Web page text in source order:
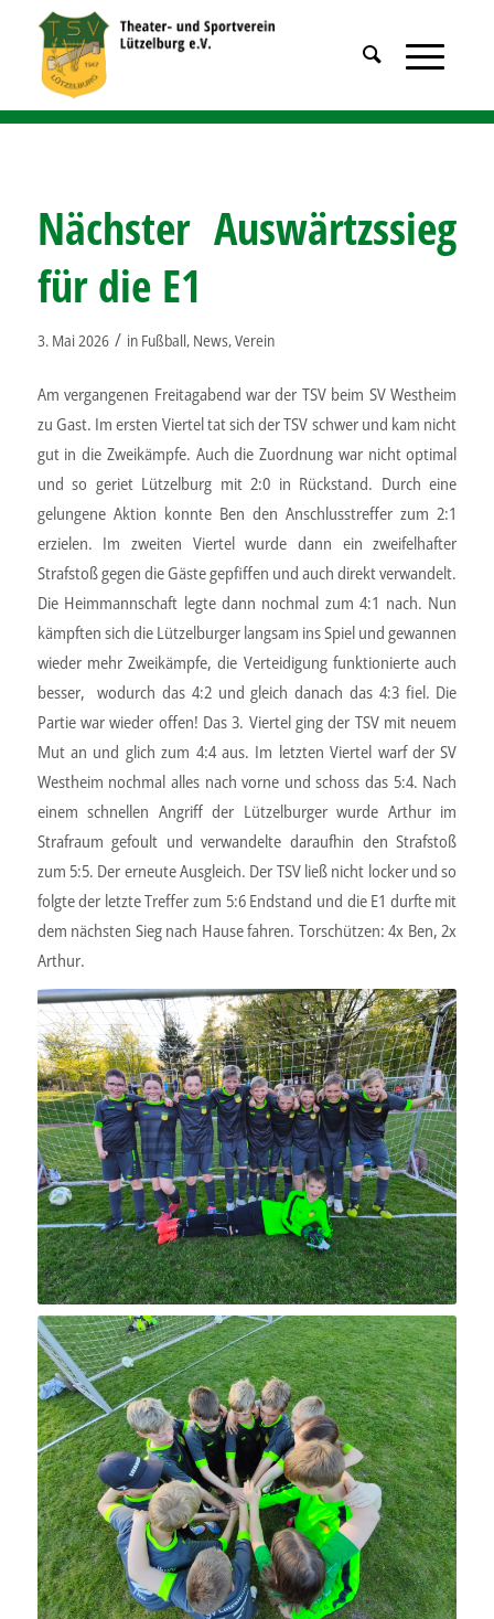
Nächster Auswärtzssieg
für die E1
3. Mai 2026 / in Fußball, News,Verein
Am vergangenen Freitagabend war der TSV beim SV Westheim
zu Gast. Im ersten Viertel tat sich der TSV schwer und kam nicht
gut in die Zweikämpfe. Auch die Zuordnung war nicht optimal
und so geriet Lützelburg mit 2:0 in Rückstand. Durch eine
gelungene Aktion konnte Ben den Anschlusstreffer zum 2:1
erzielen. Im zweiten Viertel wurde dann ein zweifelhafter
Strafstoß gegen die Gäste gepfiffen und auch direkt verwandelt.
Die Heimmannschaft legte dann nochmal zum 4:1 nach. Nun
kämpften sich die Lützelburger langsam ins Spiel und gewannen
wieder mehr Zweikämpfe, die Verteidigung funktionierte auch
besser, wodurch das 4:2 und gleich danach das 4:3 fiel. Die
Partie war wieder offen! Das 3. Viertel ging der TSV mit neuem
Mut an und glich zum 4:4 aus. Im letzten Viertel warf der SV
Westheim nochmal alles nach vorne und schoss das 5:4. Nach
einem schnellen Angriff der Lützelburger wurde Arthur im
Strafraum gefoult und verwandelte daraufhin den Strafstoß
zum 5:5. Der erneute Ausgleich. Der TSV ließ nicht locker und so
folgte der letzte Treffer zum 5:6 Endstand und die E1 durfte mit
dem nächsten Sieg nach Hause fahren. Torschützen: 4x Ben, 2x
Arthur.